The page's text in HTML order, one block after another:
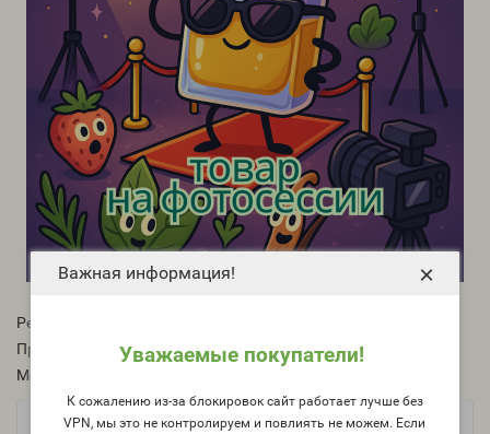
Важная информация!
Уважаемые покупатели!
К сожалению из-за блокировок сайт работает лучше без
VPN, мы это не контролируем и повлиять не можем. Если
×
Рейтинг:
Производитель:
Франция
Модель:
Фасовка: